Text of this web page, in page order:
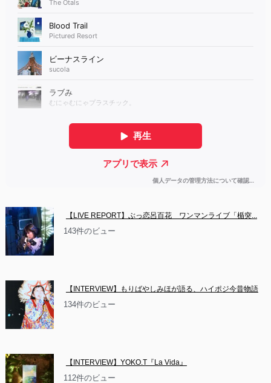
【LIVE REPORT】ぶっ恋呂百花　ワンマンライブ「楯突...
143件のビュー
【INTERVIEW】もりばやしみほが語る、ハイポジ今昔物語
134件のビュー
【INTERVIEW】YOKO.T『La Vida』
112件のビュー